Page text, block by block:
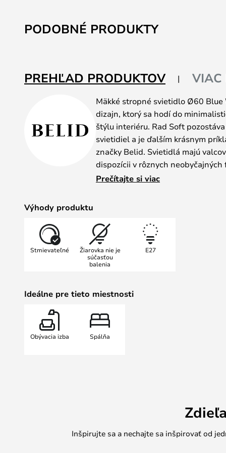
PODOBNÉ PRODUKTY
PREHĽAD PRODUKTOV VIAC
Mäkké stropné svietidlo Ø60 Blue
dizajn, ktorý sa hodí do
štýlu interiéru. Rad Soft
svietidiel a je ďalším krásnym
značky Belid. Svietidlá majú
dispozícii v rôznych
dynamiku do dizajnu vášho
vynímať, a bez ohľadu na to, aká
vašich hostí a radosť vás a vašej
niekoľko svietidiel z tohto
dodať tak svojmu interiéru
nastaviť intenzitu svetla a vytvoriť
Prečítajte si viac
Výhody produktu
Stmievateľné
Žiarovka nie je
súčasťou
balenia
E27
Ideálne pre tieto miestnosti
Obývacia izba Spálňa
Inšpirujte sa a nechajte sa inšpirovať od